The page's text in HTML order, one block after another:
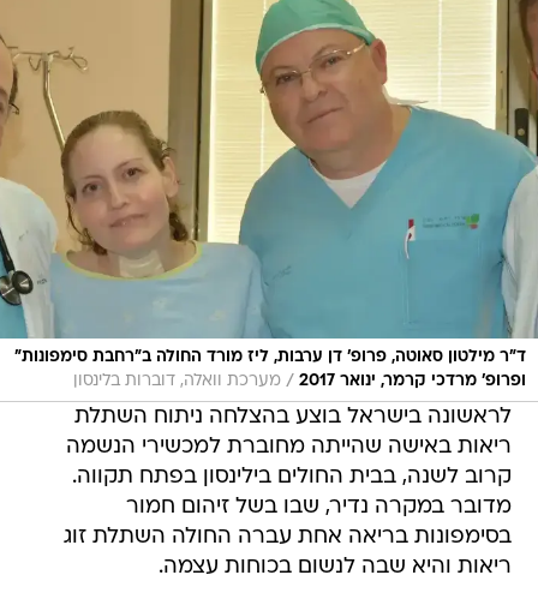
ד"ר מילטון סאוטה, פרופ' דן ערבות, ליז מורד החולה ב"רחבת סימפונות"
ופרופ' מרדכי קרמר, ינואר 2017
/ מערכת וואלה, דוברות בלינסון
לראשונה בישראל בוצע בהצלחה ניתוח השתלת
ריאות באישה שהייתה מחוברת למכשירי הנשמה
קרוב לשנה, בבית החולים בילינסון בפתח תקווה.
מדובר במקרה נדיר, שבו בשל זיהום חמור
בסימפונות בריאה אחת עברה החולה השתלת זוג
ריאות והיא שבה לנשום בכוחות עצמה.